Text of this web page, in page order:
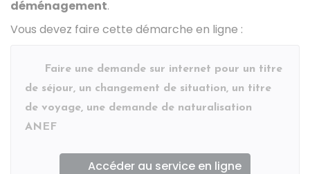
déménagement.
Vous devez faire cette démarche en ligne :
Faire une demande sur internet pour un titre
de séjour, un changement de situation, un titre
de voyage, une demande de naturalisation
ANEF
Accéder au service en ligne